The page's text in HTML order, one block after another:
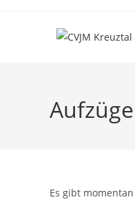
Es gibt